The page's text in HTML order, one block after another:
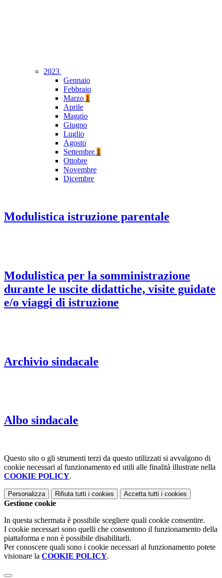
2023
Gennaio
Febbraio
Marzo 1
Aprile
Maggio
Giugno
Luglio
Agosto
Settembre 1
Ottobre
Novembre
Dicembre
Modulistica istruzione parentale
Modulistica per la somministrazione
durante le uscite didattiche, visite guidate
e/o viaggi di istruzione
Archivio sindacale
Albo sindacale
Questo sito o gli strumenti terzi da questo utilizzati si avvalgono di
cookie necessari al funzionamento ed utili alle finalità illustrate nella
COOKIE POLICY.
Personalizza Rifiuta tutti i cookies Accetta tutti i cookies
Gestione cookie
In questa schermata è possibile scegliere quali cookie consentire.
I cookie necessari sono quelli che consentono il funzionamento della
piattaforma e non è possibile disabilitarli.
Per conoscere quali sono i cookie necessari al funzionamento potete
visionare la COOKIE POLICY.